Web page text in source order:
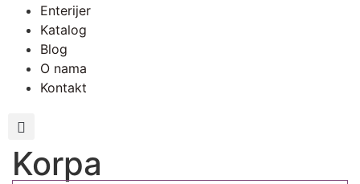
Enterijer
Katalog
Blog
O nama
Kontakt
Korpa